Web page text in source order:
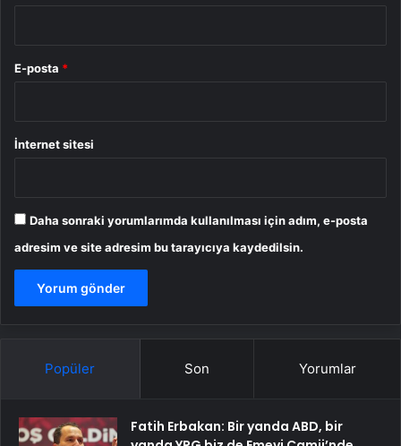
E-posta *
İnternet sitesi
Daha sonraki yorumlarımda kullanılması için adım, e-posta
adresim ve site adresim bu tarayıcıya kaydedilsin.
Popüler Son Yorumlar
Fatih Erbakan: Bir yanda ABD, bir